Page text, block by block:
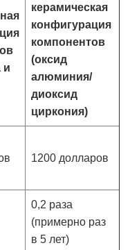
и
керамическая
конфигурация
компонентов
(оксид
алюминия/
диоксид
циркония)
1200 долларов
0,2 раза
(примерно раз
в 5 лет)